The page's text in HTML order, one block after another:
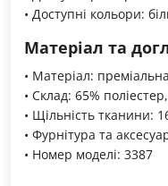
• Доступні кольори:
Матеріал та
• Матеріал:
• Склад: 65%
• Щільність тканини:
• Фурнітура та
• Номер моделі: 3387